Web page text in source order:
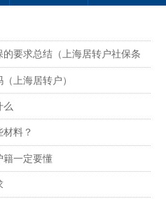
要求总结（上海居转户社保条
上海居转户）
么
料？
籍一定要懂